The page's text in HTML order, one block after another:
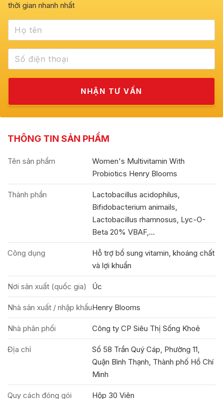
thời gian nhanh nhất
THÔNG TIN SẢN PHẨM
Tên sản phẩm
Women's Multivitamin With
Probiotics Henry Blooms
Thành phần
Lactobacillus acidophilus,
Bifidobacterium animails,
Lactobacillus rhamnosus, Lyc-O-
Beta 20% VBAF,...
Công dụng
Hỗ trợ bổ sung vitamin, khoáng chất
và lợi khuẩn
Nơi sản xuất (quốc gia) Úc
Nhà sản xuất / nhập khẩuHenry Blooms
Nhà phân phối Công ty CP Siêu Thị Sống Khoẻ
Địa chỉ
Số 58 Trần Quý Cáp, Phường 11,
Quận Bình Thạnh, Thành phố Hồ Chí
Minh
Quy cách đóng gói Hộp 30 Viên